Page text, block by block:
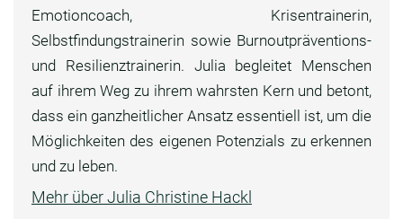
Emotioncoach, Krisentrainerin,
Selbstfindungstrainerin sowie Burnoutpräventions-
und Resilienztrainerin. Julia begleitet Menschen
auf ihrem Weg zu ihrem wahrsten Kern und betont,
dass ein ganzheitlicher Ansatz essentiell ist, um die
Möglichkeiten des eigenen Potenzials zu erkennen
und zu leben.
Mehr über Julia Christine Hackl